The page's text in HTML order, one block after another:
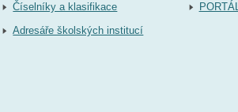
Číselníky a klasifikace
Adresáře školských institucí